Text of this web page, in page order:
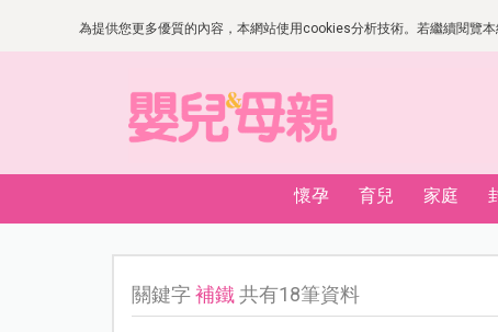
為提供您更多優質的內容，本網站使用cookies分析技術。若繼續閱覽
懷孕 育兒 家庭
關鍵字補鐵共有18筆資料